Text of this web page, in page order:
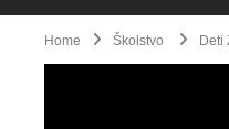
Home Školstvo Deti